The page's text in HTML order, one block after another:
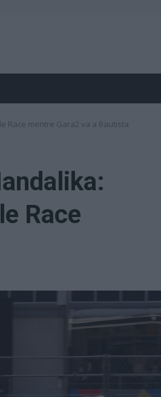
Race mentre Gara2 va a Bautista
Race